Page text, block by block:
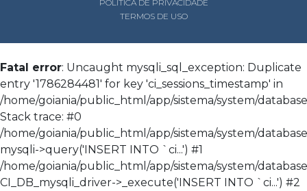
POLÍTICA DE PRIVACIDADE
TERMOS DE USO
Fatal error: Uncaught mysqli_sql_exception: Duplicate
entry '1786284481' for key 'ci_sessions_timestamp' in
/home/goiania/public_html/app/sistema/system/
Stack trace: #0
/home/goiania/public_html/app/sistema/system/
mysqli->query('INSERT INTO `ci...') #1
/home/goiania/public_html/app/sistema/system/
CI_DB_mysqli_driver->_execute('INSERT INTO `ci...') #2